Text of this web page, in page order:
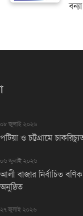
০৮ জুলাই ২০২৬
পটিয়া ও চট্টগ্রামে
০৬ জুলাই ২০২৬
আলী বাজার নির্বাচিত
অনুষ্ঠিত
২৭ জুলাই ২০২৬